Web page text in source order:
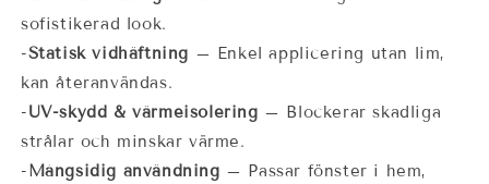
sofistikerad look.
-Statisk vidhäftning – Enkel applicering utan lim,
kan återanvändas.
-UV-skydd & värmeisolering – Blockerar skadliga
strålar och minskar värme.
- Mångsidig användning – Passar fönster i hem,